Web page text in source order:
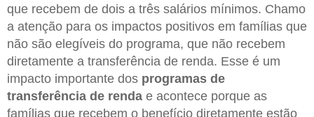
que recebem de dois a três salários mínimos. Chamo
a atenção para os impactos positivos em famílias que
não são elegíveis do programa, que não recebem
diretamente a transferência de renda. Esse é um
impacto importante dos programas de
transferência de renda e acontece porque as
famílias que recebem o benefício diretamente estão